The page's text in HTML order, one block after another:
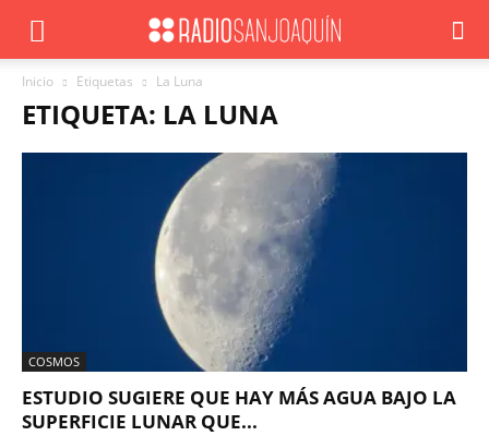
Inicio Etiquetas La Luna
ETIQUETA: LA LUNA
COSMOS
ESTUDIO SUGIERE QUE HAY MÁS AGUA BAJO LA
SUPERFICIE LUNAR QUE...